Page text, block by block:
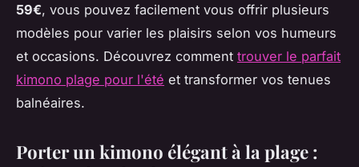
59€, vous pouvez facilement vous offrir plusieurs
modèles pour varier les plaisirs selon vos humeurs
et occasions. Découvrez comment trouver le parfait
kimono plage pour l'été et transformer vos tenues
balnéaires.
Porter un kimono élégant à la plage :